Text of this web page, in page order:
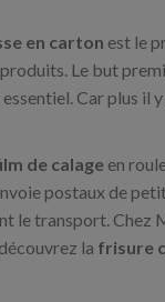
en carton est le
Le but
Car plus il
de calage en
postaux de
le transport. Chez
la frisure